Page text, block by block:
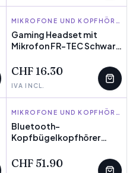
FR-TEC
WENIGE ÜBRIG
Gaming Headset mit
Mikrofon FR-TEC Schwarz
CHF 16.30
IVA INCL.
ENERGY SISTEM
WENIGE ÜBRIG
Bluetooth-
Kopfbügelkopfhörer
Violett Lavendel
CHF 51.90